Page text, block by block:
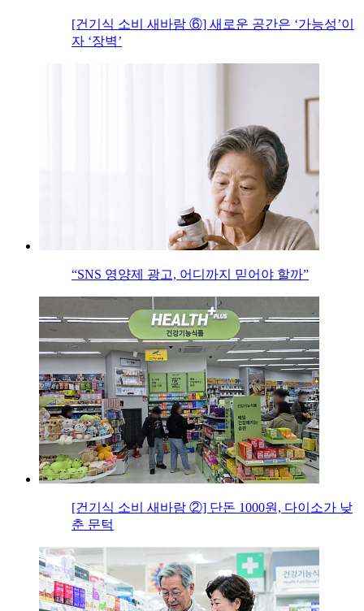
[건기식 소비 새바람 ⑥] 새로운 공간은 ‘가능성’이
자 ‘장벽’
“SNS 영양제 광고, 어디까지 믿어야 할까”
[건기식 소비 새바람 ②] 단돈 1000원, 다이소가 낮
춘 문턱